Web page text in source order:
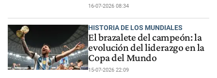
16-07-2026 08:34
HISTORIA DE LOS MUNDIALES
El brazalete del campeón: la
evolución del liderazgo en la
Copa del Mundo
15-07-2026 22:09